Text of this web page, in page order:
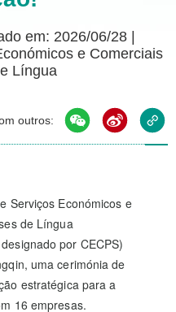
em: 2026/06/28 |
e Comerciais
Língua
outros:
Serviços Económicos e
de Língua
por CECPS)
uma cerimónia de
estratégica para a
16 empresas.